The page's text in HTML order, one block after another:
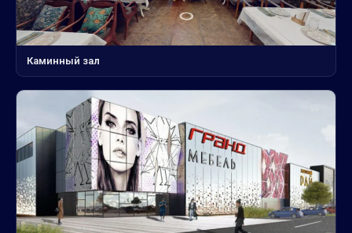
Каминный зал